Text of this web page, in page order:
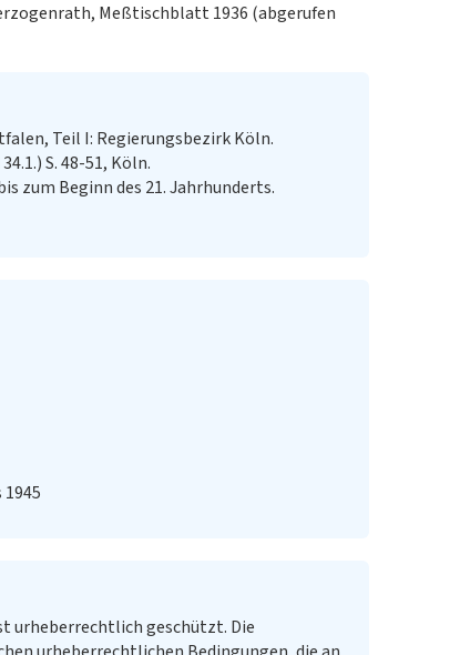
Meßtischblatt 1936 (abgerufen
Teil I: Regierungsbezirk Köln.
S. 48-51, Köln.
zum Beginn des 21. Jahrhunderts.
urheberrechtlich geschützt. Die